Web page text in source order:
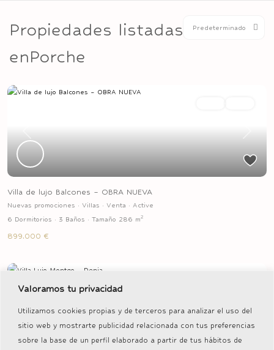
Valoramos tu privacidad
Utilizamos cookies propias y de terceros para analizar el uso del
sitio web y mostrarte publicidad relacionada con tus preferencias
sobre la base de un perfil elaborado a partir de tus hábitos de
Predeterminado
Propiedades listadas
enPorche
Villa de lujo Balcones – OBRA NUEVA
Nuevas promociones · Villas · Venta · Active
6 Dormitorios · 3 Baños · Tamaño 286 m2
899.000 €
Previous Next